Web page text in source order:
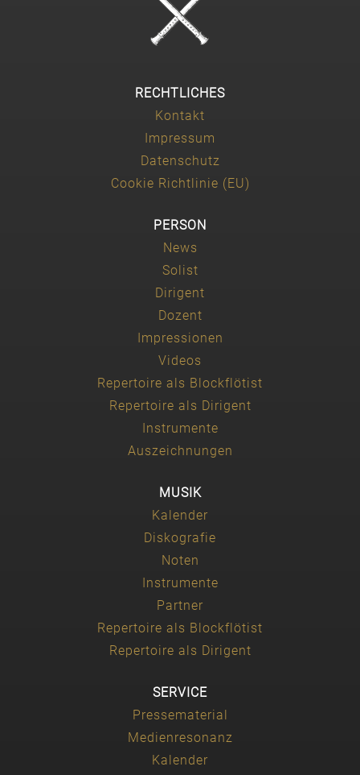
RECHTLICHES
Kontakt
Impressum
Datenschutz
Cookie Richtlinie (EU)
PERSON
News
Solist
Dirigent
Dozent
Impressionen
Videos
Repertoire als Blockflötist
Repertoire als Dirigent
Instrumente
Auszeichnungen
MUSIK
Kalender
Diskografie
Noten
Instrumente
Partner
Repertoire als Blockflötist
Repertoire als Dirigent
SERVICE
Pressematerial
Medienresonanz
Kalender